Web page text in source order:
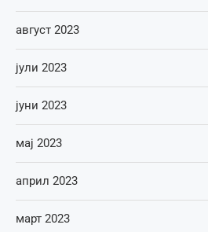
август 2023
јули 2023
јуни 2023
мај 2023
април 2023
март 2023